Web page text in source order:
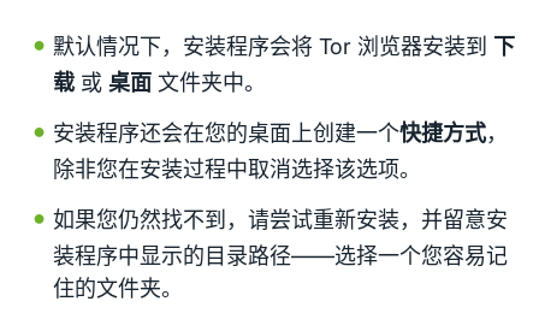
默认情况下，安装程序会将 Tor 浏览器安装到 下
载 或 桌面 文件夹中。
安装程序还会在您的桌面上创建一个快捷方式，
除非您在安装过程中取消选择该选项。
如果您仍然找不到，请尝试重新安装，并留意安
装程序中显示的目录路径——选择一个您容易记
住的文件夹。